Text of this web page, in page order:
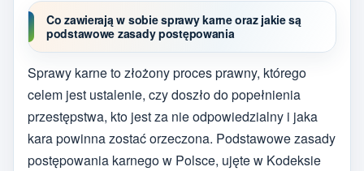
Co zawierają w sobie sprawy karne oraz jakie są
podstawowe zasady postępowania
Sprawy karne to złożony proces prawny, którego
celem jest ustalenie, czy doszło do popełnienia
przestępstwa, kto jest za nie odpowiedzialny i jaka
kara powinna zostać orzeczona. Podstawowe zasady
postępowania karnego w Polsce, ujęte w Kodeksie